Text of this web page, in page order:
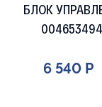
БЛОК
6 540 Р